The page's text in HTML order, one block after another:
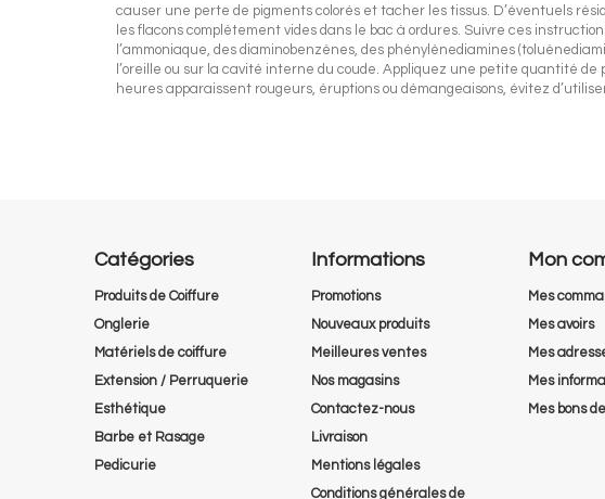
causer une perte de pigments colorés et tacher les tissus. D’éventuels
les flacons complètement vides dans le bac à ordures. Suivre ces
l’ammoniaque, des diaminobenzènes, des phénylènediamines
l’oreille ou sur la cavité interne du coude. Appliquez une petite quantité
heures apparaissent rougeurs, éruptions ou démangeaisons, évitez
Catégories
Produits de Coiffure
Onglerie
Matériels de coiffure
Extension / Perruquerie
Esthétique
Barbe et Rasage
Pedicurie
Informations
Promotions
Nouveaux produits
Meilleures ventes
Nos magasins
Contactez-nous
Livraison
Mentions légales
Conditions générales de
Mon
Mes
Mes avoirs
Mes
Mes
Mes bons